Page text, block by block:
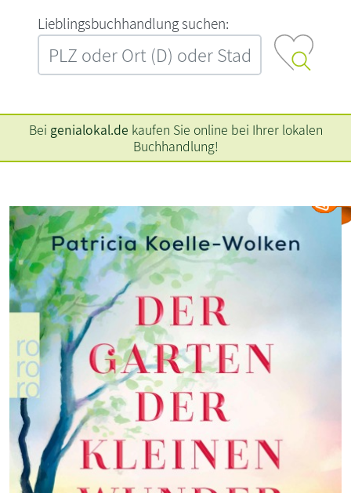
L‍i‍e‍b‍l‍i‍n‍g‍s‍b‍u‍c‍h‍h‍a‍n‍d‍l‍u‍n‍g‍ ‍s‍u‍c‍h‍e‍n‍:‍
Bei genialokal.de kaufen Sie online bei Ihrer lokalen
Buchhandlung!